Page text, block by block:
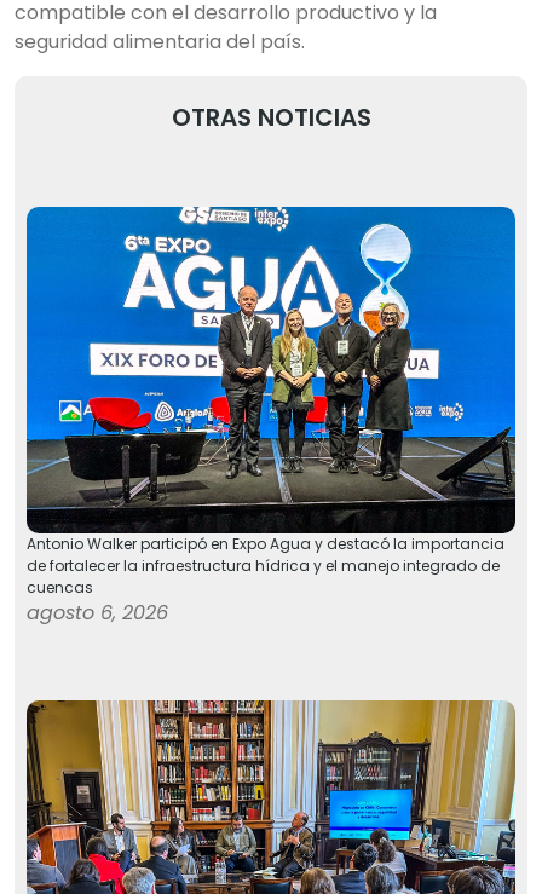
compatible con el desarrollo productivo y la
seguridad alimentaria del país.
OTRAS NOTICIAS
Antonio Walker participó en Expo Agua y destacó la importancia
de fortalecer la infraestructura hídrica y el manejo integrado de
cuencas
agosto 6, 2026